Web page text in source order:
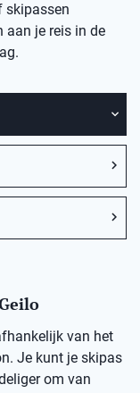
skipassen
aan je reis in de
van het
Je kunt je skipas
om van